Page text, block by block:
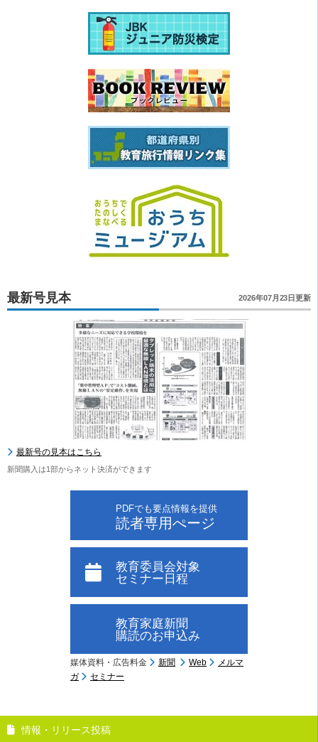
最新号見本 2026年07月23日更新
最新号の見本はこちら
新聞購入は1部からネット決済ができます
PDFでも要点情報を提供
読者専用ぺージ
教育委員会対象
セミナー日程
教育家庭新聞
購読のお申込み
媒体資料・広告料金 新聞 Web
メルマ
ガ
セミナー
情報・リリース投稿